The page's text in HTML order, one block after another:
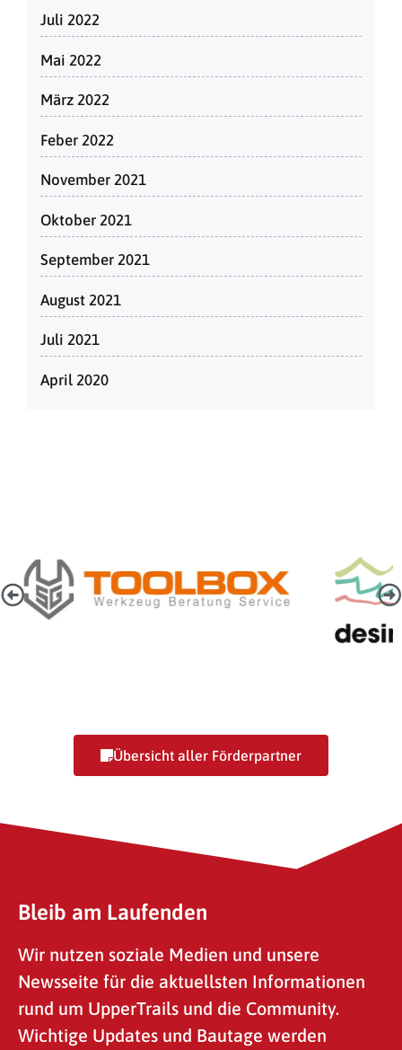
Juli 2022
Mai 2022
März 2022
Feber 2022
November 2021
Oktober 2021
September 2021
August 2021
Juli 2021
April 2020
Übersicht aller Förderpartner
Bleib am Laufenden
Wir nutzen soziale Medien und unsere
Newsseite für die aktuellsten Informationen
rund um UpperTrails und die Community.
Wichtige Updates und Bautage werden